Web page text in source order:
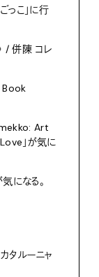
っこ」に行
/ 併陳 コレ
Book
Art
」が気に
になる。
タルーニャ